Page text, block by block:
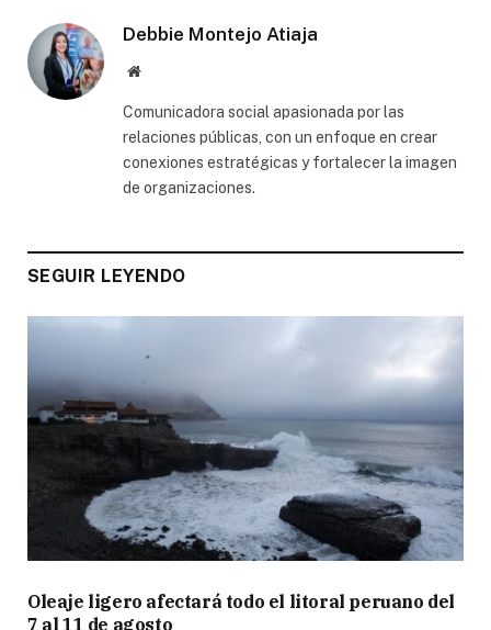
Debbie Montejo Atiaja
Website
Comunicadora social apasionada por las
relaciones públicas, con un enfoque en crear
conexiones estratégicas y fortalecer la imagen
de organizaciones.
SEGUIR LEYENDO
Oleaje ligero afectará todo el litoral peruano del
7 al 11 de agosto